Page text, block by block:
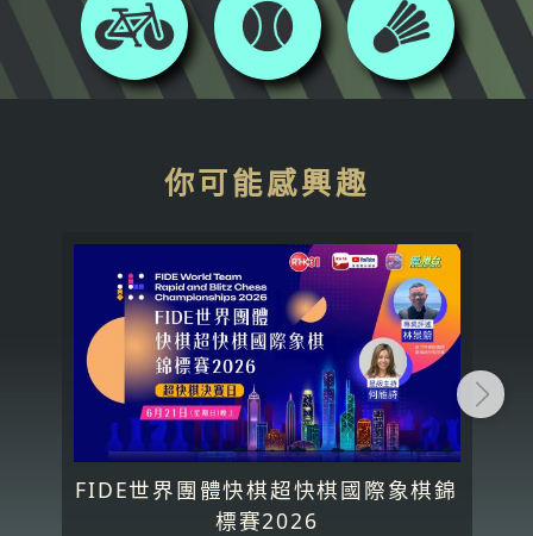
你可能感興趣
FIDE世界團體快棋超快棋國際象棋錦
標賽2026